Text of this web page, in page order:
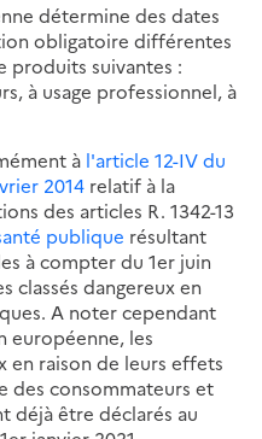
détermine des dates
obligatoire différentes
produits suivantes :
à usage professionnel, à
à l'article 12-IV du
2014 relatif à la
des articles R. 1342-13
publique résultant
à compter du 1er juin
classés dangereux en
A noter cependant
européenne, les
en raison de leurs effets
des consommateurs et
déjà être déclarés au